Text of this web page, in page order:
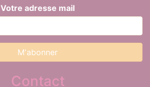
Votre adresse mail
Contact